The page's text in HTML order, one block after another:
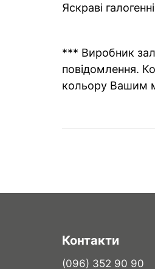
Яскраві
*** Виробник
повідомлення.
кольору Вашим
Контакти
(096) 352 90 90